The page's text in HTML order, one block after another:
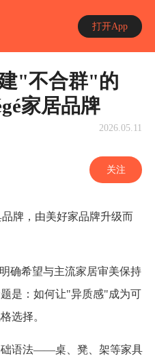
打开App
"不合群"的
家居品牌
2026.05.11
关注
牌，由美好家品牌升级而
确希望与主流家居审美保持
是：如何让"异质感"成为可
选择。
础语法——桌、凳、架等家具